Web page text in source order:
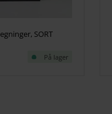
SORT
På lager